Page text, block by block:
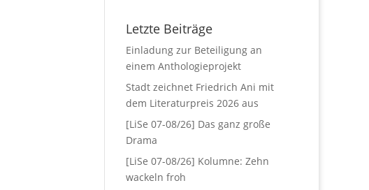
Letzte Beiträge
Einladung zur Beteiligung an
einem Anthologieprojekt
Stadt zeichnet Friedrich Ani mit
dem Literaturpreis 2026 aus
[LiSe 07-08/26] Das ganz große
Drama
[LiSe 07-08/26] Kolumne: Zehn
wackeln froh